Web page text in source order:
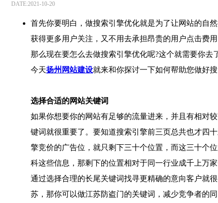
DATE:2021-10-20
首先你要明白，做搜索引擎优化就是为了让网站的自
获得更多用户关注，又不用去承担昂贵的用户点击费
那么现在要怎么去做搜索引擎优化呢?这个就需要你去
今天扬州网站建设就来和你探讨一下如何帮助您做好
选择合适的网站关键词
如果你想要你的网站有足够的流量进来，并且有相对
键词就很重要了。要知道搜索引擎前三页总共也才四
擎竞价的广告位，就只剩下三十个位置，而这三十个
科这些信息，那剩下的位置相对于同一行业成千上万
通过选择合理的长尾关键词找寻更精确的意向客户就
苏，那你可以做江苏防盗门的关键词，减少竞争者的